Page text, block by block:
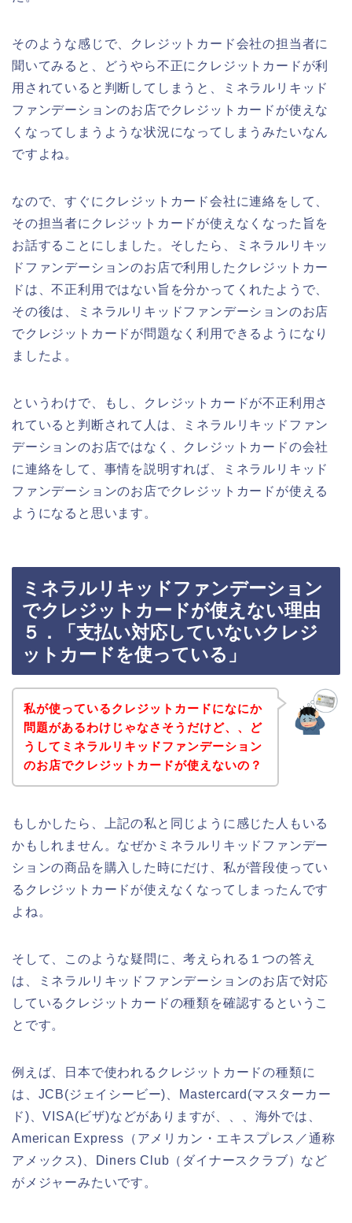
そのような感じで、クレジットカード会社の担当者に
聞いてみると、どうやら不正にクレジットカードが利
用されていると判断してしまうと、ミネラルリキッド
ファンデーションのお店でクレジットカードが使えな
くなってしまうような状況になってしまうみたいなん
ですよね。
なので、すぐにクレジットカード会社に連絡をして、
その担当者にクレジットカードが使えなくなった旨を
お話することにしました。そしたら、ミネラルリキッ
ドファンデーションのお店で利用したクレジットカー
ドは、不正利用ではない旨を分かってくれたようで、
その後は、ミネラルリキッドファンデーションのお店
でクレジットカードが問題なく利用できるようになり
ましたよ。
というわけで、もし、クレジットカードが不正利用さ
れていると判断されて人は、ミネラルリキッドファン
デーションのお店ではなく、クレジットカードの会社
に連絡をして、事情を説明すれば、ミネラルリキッド
ファンデーションのお店でクレジットカードが使える
ようになると思います。
ミネラルリキッドファンデーション
でクレジットカードが使えない理由
５．「支払い対応していないクレジ
ットカードを使っている」
私が使っているクレジットカードになにか
問題があるわけじゃなさそうだけど、、ど
うしてミネラルリキッドファンデーション
のお店でクレジットカードが使えないの？
もしかしたら、上記の私と同じように感じた人もいる
かもしれません。なぜかミネラルリキッドファンデー
ションの商品を購入した時にだけ、私が普段使ってい
るクレジットカードが使えなくなってしまったんです
よね。
そして、このような疑問に、考えられる１つの答え
は、ミネラルリキッドファンデーションのお店で対応
しているクレジットカードの種類を確認するというこ
とです。
例えば、日本で使われるクレジットカードの種類に
は、JCB(ジェイシービー)、Mastercard(マスターカー
ド)、VISA(ビザ)などがありますが、、、海外では、
American Express（アメリカン・エキスプレス／通称
アメックス)、Diners Club（ダイナースクラブ）など
がメジャーみたいです。